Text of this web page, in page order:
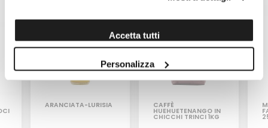
Accetta tutti
Personalizza
ARANCIATA-LURISIA CAFFÈ
HUEHUETENANGO IN
CHICCHI TRINCI 1KG